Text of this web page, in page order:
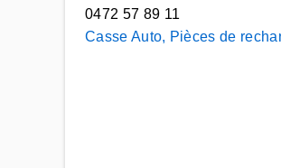
0472 57 89 11
Casse Auto, Pièces de